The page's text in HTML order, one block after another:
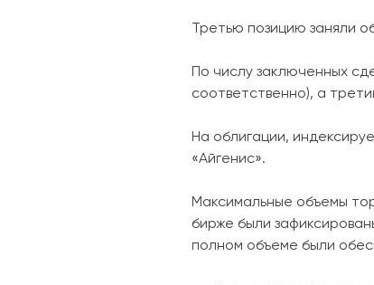
Третью позицию заняли
По числу заключенных
соответственно), а
На облигации,
«Айгенис».
Максимальные объемы
бирже были
полном объеме были